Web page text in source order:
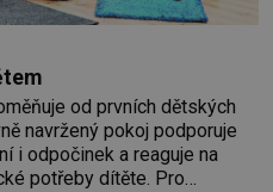
od prvních dětských
navržený pokoj podporuje
i odpočinek a reaguje na
potřeby dítěte. Pro